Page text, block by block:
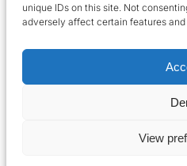
unique IDs on this site. Not
adversely affect certain features
View
Copyright